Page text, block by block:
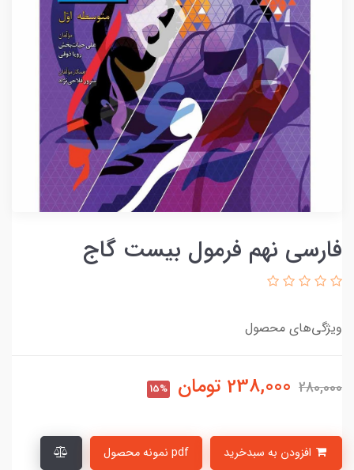
فارسی نهم فرمول بیست گاج
ویژگی‌های محصول
280,000
238,000 تومان 15%
pdf نمونه محصول